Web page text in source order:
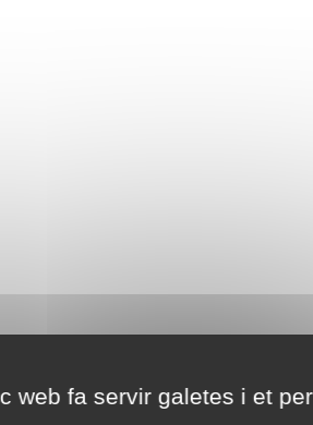
web fa servir galetes i et